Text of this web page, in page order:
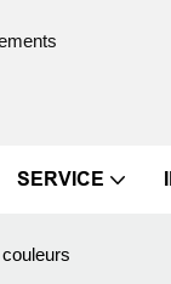
SERVICE